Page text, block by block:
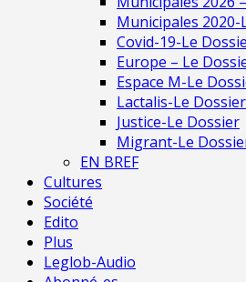
Municipales 2020-
Covid-19-Le
Europe – Le
Espace M-Le
Lactalis-Le Dossier
Justice-Le Dossier
Migrant-Le
EN BREF
Cultures
Société
Edito
Plus
Leglob-Audio